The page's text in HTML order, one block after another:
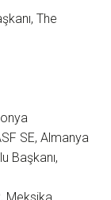
The
SE, Almanya
Başkanı,